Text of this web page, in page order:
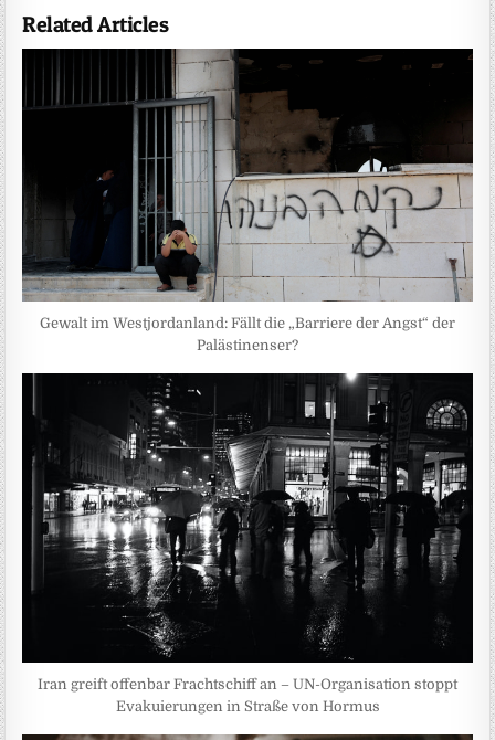
Related Articles
Gewalt im Westjordanland: Fällt die „Barriere der Angst“ der
Palästinenser?
Iran greift offenbar Frachtschiff an – UN-Organisation stoppt
Evakuierungen in Straße von Hormus